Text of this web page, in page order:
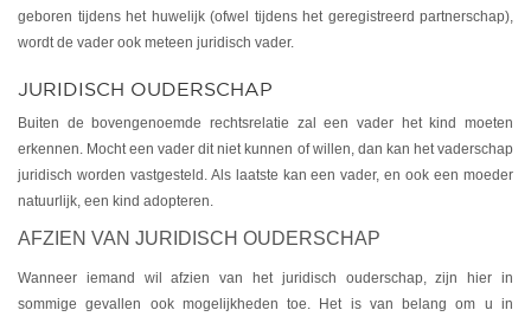
geboren tijdens het huwelijk (ofwel tijdens het geregistreerd partnerschap),
wordt de vader ook meteen juridisch vader.
JURIDISCH OUDERSCHAP
Buiten de bovengenoemde rechtsrelatie zal een vader het kind moeten
erkennen. Mocht een vader dit niet kunnen of willen, dan kan het vaderschap
juridisch worden vastgesteld. Als laatste kan een vader, en ook een moeder
natuurlijk, een kind adopteren.
AFZIEN VAN JURIDISCH OUDERSCHAP
Wanneer iemand wil afzien van het juridisch ouderschap, zijn hier in
sommige gevallen ook mogelijkheden toe. Het is van belang om u in